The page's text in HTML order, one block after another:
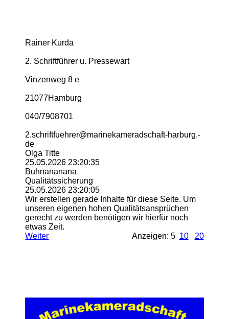
Rainer Kurda
2. Schriftführer u. Pressewart
Vinzenweg 8 e
21077Hamburg
040/7908701
2.­schriftfuehrer@­marinekameradschaft-­harburg.­
de
Olga Titte
25.05.2026 23:20:35
Buhnananana
Qualitätssicherung
25.05.2026 23:20:05
Wir erstellen gerade Inhalte für diese Seite. Um
unseren eigenen hohen Qualitätsansprüchen
gerecht zu werden benötigen wir hierfür noch
etwas Zeit.
Weiter
Anzeigen: 5 10 20